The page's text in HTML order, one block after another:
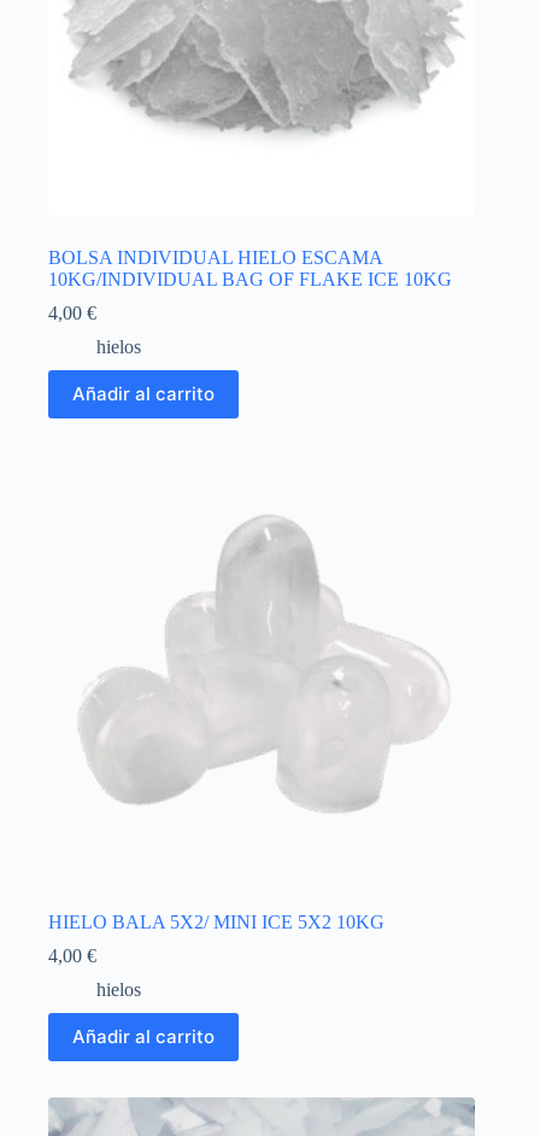
BOLSA INDIVIDUAL HIELO ESCAMA
10KG/INDIVIDUAL BAG OF FLAKE ICE 10KG
4,00 €
hielos
Añadir al carrito
HIELO BALA 5X2/ MINI ICE 5X2 10KG
4,00 €
hielos
Añadir al carrito